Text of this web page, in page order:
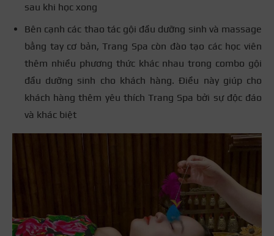
sau khi học xong
Bên cạnh các thao tác gội đầu dưỡng sinh và massage
bằng tay cơ bản, Trang Spa còn đào tạo các học viên
thêm nhiều phương thức khác nhau trong combo gội
đầu dưỡng sinh cho khách hàng. Điều này giúp cho
khách hàng thêm yêu thích Trang Spa bởi sự độc đáo
và khác biệt